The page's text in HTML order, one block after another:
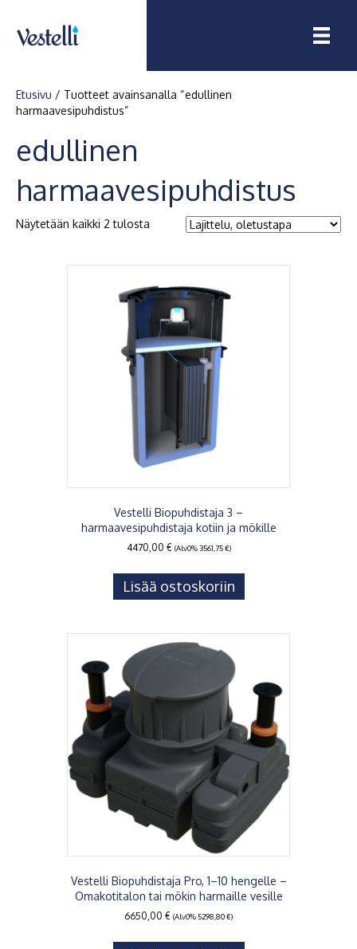
Etusivu / Tuotteet avainsanalla “edullinen
harmaavesipuhdistus”
edullinen
harmaavesipuhdistus
Näytetään kaikki 2 tulosta
Vestelli Biopuhdistaja 3 –
harmaavesipuhdistaja kotiin ja mökille
4470,00 € (Alv0% 3561,75€)
Lisää ostoskoriin
Vestelli Biopuhdistaja Pro, 1–10 hengelle –
Omakotitalon tai mökin harmaille vesille
6650,00 € (Alv0% 5298,80€)